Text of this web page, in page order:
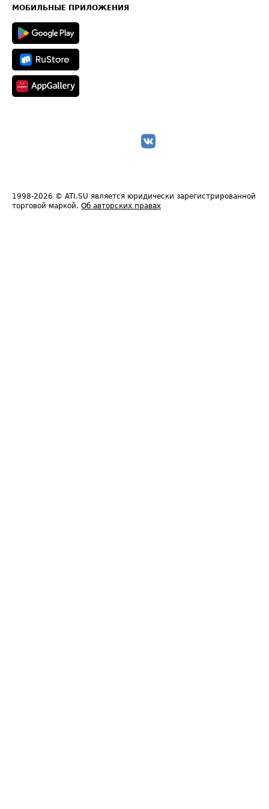
Техническая информация
МОБИЛЬНЫЕ ПРИЛОЖЕНИЯ
1998-2026 © ATI.SU является юридически зарегистрированной
торговой маркой. Об авторских правах